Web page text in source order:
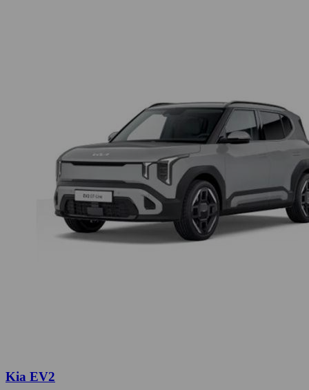
Kia EV2